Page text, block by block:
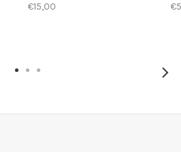
€15,00